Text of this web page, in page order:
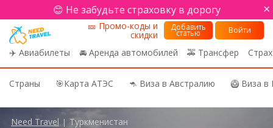
😊 Не забудьте страховку в дорогу ×
✈️ Авиабилеты 🚘 Аренда автомобилей 🚕 Трансфер
🎫 Промо-коды и
скидки
Добавить
статью Войти
Страны 🎯Карта АТЭС 🦘 Виза в Австралию 🥝 Виза
Need Travel | Туркменистан